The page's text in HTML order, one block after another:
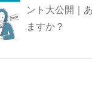
ント大公開｜
ますか？